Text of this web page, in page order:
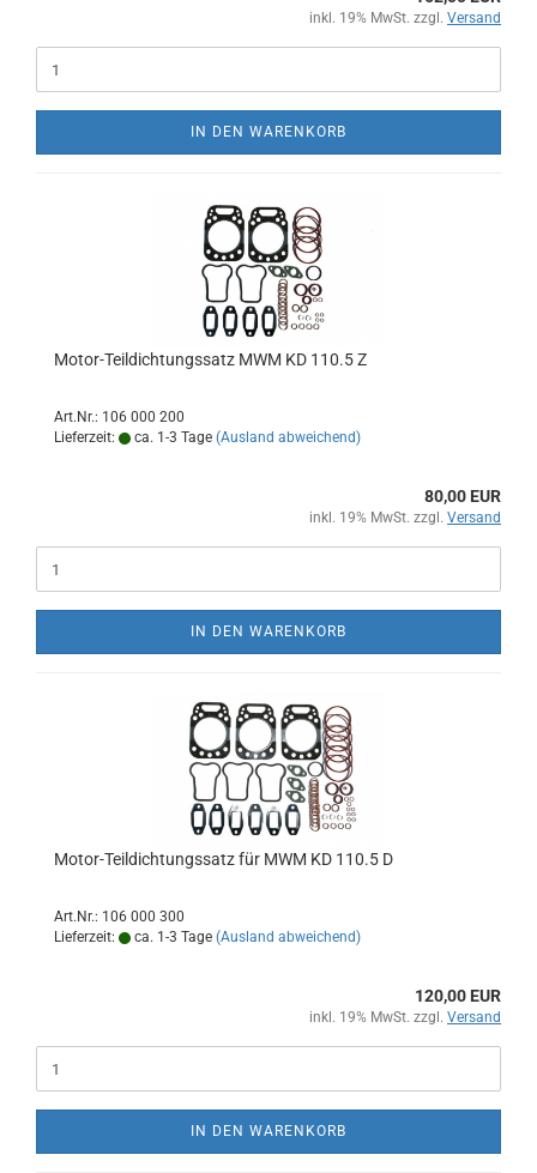
inkl. 19% MwSt. zzgl. Versand
IN DEN WARENKORB
Motor-Teildichtungssatz MWM KD 110.5 Z
Art.Nr.: 106 000 200
Lieferzeit:
ca. 1-3 Tage (Ausland abweichend)
80,00 EUR
inkl. 19% MwSt. zzgl. Versand
IN DEN WARENKORB
Motor-Teildichtungssatz für MWM KD 110.5 D
Art.Nr.: 106 000 300
Lieferzeit:
ca. 1-3 Tage (Ausland abweichend)
120,00 EUR
inkl. 19% MwSt. zzgl. Versand
IN DEN WARENKORB